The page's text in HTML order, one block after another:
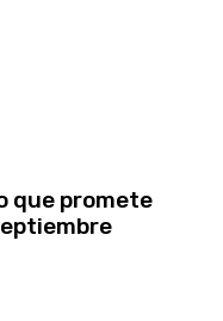
que promete